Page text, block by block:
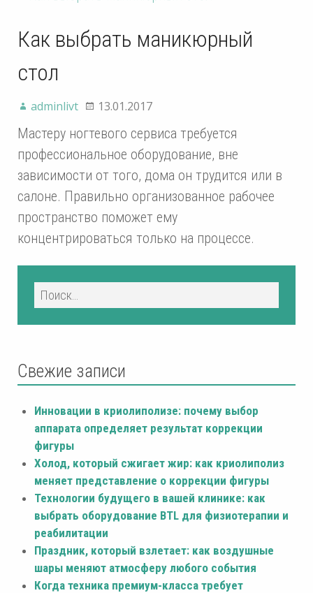
Как выбрать маникюрный
стол
adminlivt 13.01.2017
Мастеру ногтевого сервиса требуется
профессиональное оборудование, вне
зависимости от того, дома он трудится или в
салоне. Правильно организованное рабочее
пространство поможет ему
концентрироваться только на процессе.
Свежие записи
Инновации в криолиполизе: почему выбор
аппарата определяет результат коррекции
фигуры
Холод, который сжигает жир: как криолиполиз
меняет представление о коррекции фигуры
Технологии будущего в вашей клинике: как
выбрать оборудование BTL для физиотерапии и
реабилитации
Праздник, который взлетает: как воздушные
шары меняют атмосферу любого события
Когда техника премиум-класса требует